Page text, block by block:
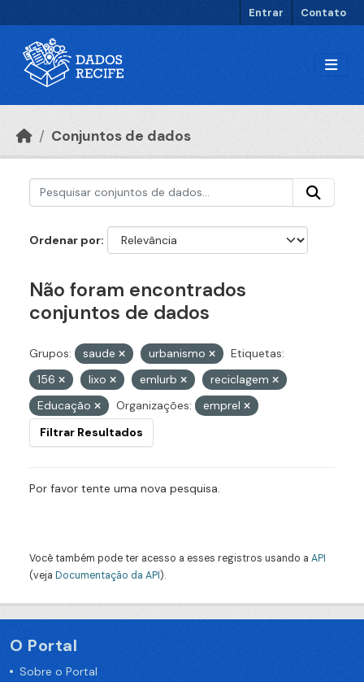
Entrar Contato
Conjuntos de dados
Ordenar por
Não foram encontrados
conjuntos de dados
Grupos: saude urbanismo
Etiquetas:
156
lixo emlurb
reciclagem
Educação
Organizações:
emprel
Filtrar Resultados
Por favor tente uma nova pesquisa.
Você também pode ter acesso a esses registros usando a API
(veja Documentação da API).
O Portal
Sobre o Portal